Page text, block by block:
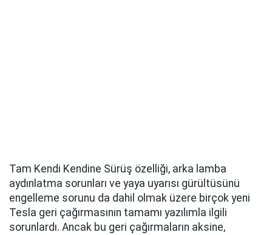
Tam Kendi Kendine Sürüş özelliği, arka lamba
aydınlatma sorunları ve yaya uyarısı gürültüsünü
engelleme sorunu da dahil olmak üzere birçok yeni
Tesla geri çağırmasının tamamı yazılımla ilgili
sorunlardı. Ancak bu geri çağırmaların aksine,